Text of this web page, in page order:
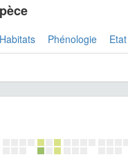
Habitats Phénologie